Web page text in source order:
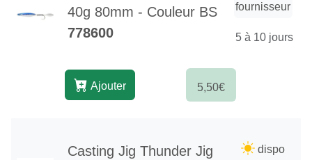
40g 80mm - Couleur BS
778600
fournisseur
5 à 10 jours
5,50€
Ajouter
Casting Jig Thunder Jig
dispo